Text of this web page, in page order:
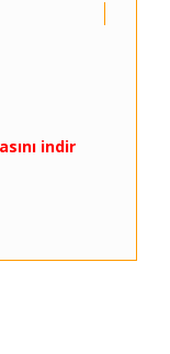
indir